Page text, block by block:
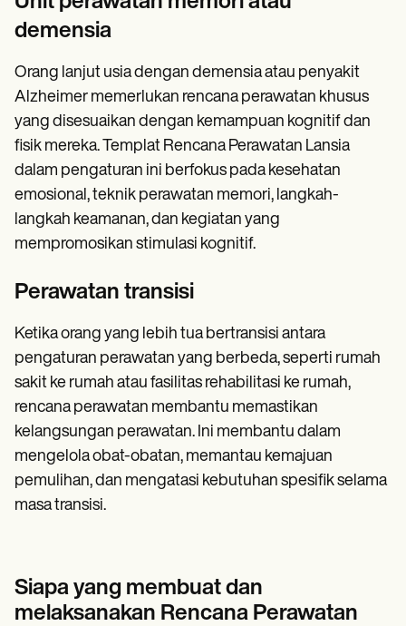
demensia
Orang lanjut usia dengan demensia atau penyakit
Alzheimer memerlukan rencana perawatan khusus
yang disesuaikan dengan kemampuan kognitif dan
fisik mereka. Templat Rencana Perawatan Lansia
dalam pengaturan ini berfokus pada kesehatan
emosional, teknik perawatan memori, langkah-
langkah keamanan, dan kegiatan yang
mempromosikan stimulasi kognitif.
Perawatan transisi
Ketika orang yang lebih tua bertransisi antara
pengaturan perawatan yang berbeda, seperti rumah
sakit ke rumah atau fasilitas rehabilitasi ke rumah,
rencana perawatan membantu memastikan
kelangsungan perawatan. Ini membantu dalam
mengelola obat-obatan, memantau kemajuan
pemulihan, dan mengatasi kebutuhan spesifik selama
masa transisi.
Siapa yang membuat dan
melaksanakan Rencana Perawatan